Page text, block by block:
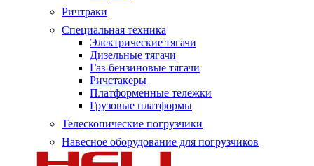
Ричтраки
Специальная техника
Электрические тягачи
Дизельные тягачи
Газ-бензиновые тягачи
Ричстакеры
Платформенные тележки
Грузовые платформы
Телескопические погрузчики
Навесное оборудование для погрузчиков